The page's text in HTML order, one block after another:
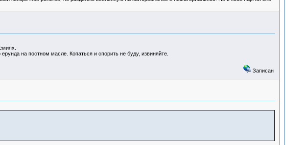
на постном масле. Копаться и спорить не буду, извиняйте.
Записан